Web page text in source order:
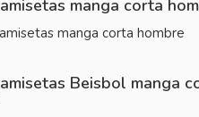
manga corta
Beisbol manga